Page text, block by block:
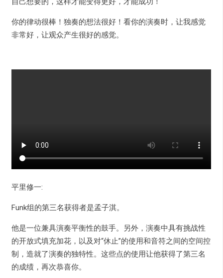
你的律动很棒！独奏的想法很好！看你的演奏时，让我感觉
非常好，让观众产生很好的感觉。
平里修一:
Funk组的第三名获得者是孟子淇。
他是一位兼具演奏平衡性的鼓手。另外，演奏中具有挑战性
的开放式填充加花，以及对“休止”的使用和音符之间的空间控
制，造就了演奏的独特性。这些点的使用让他获得了第三名
的成绩，再次恭喜你。